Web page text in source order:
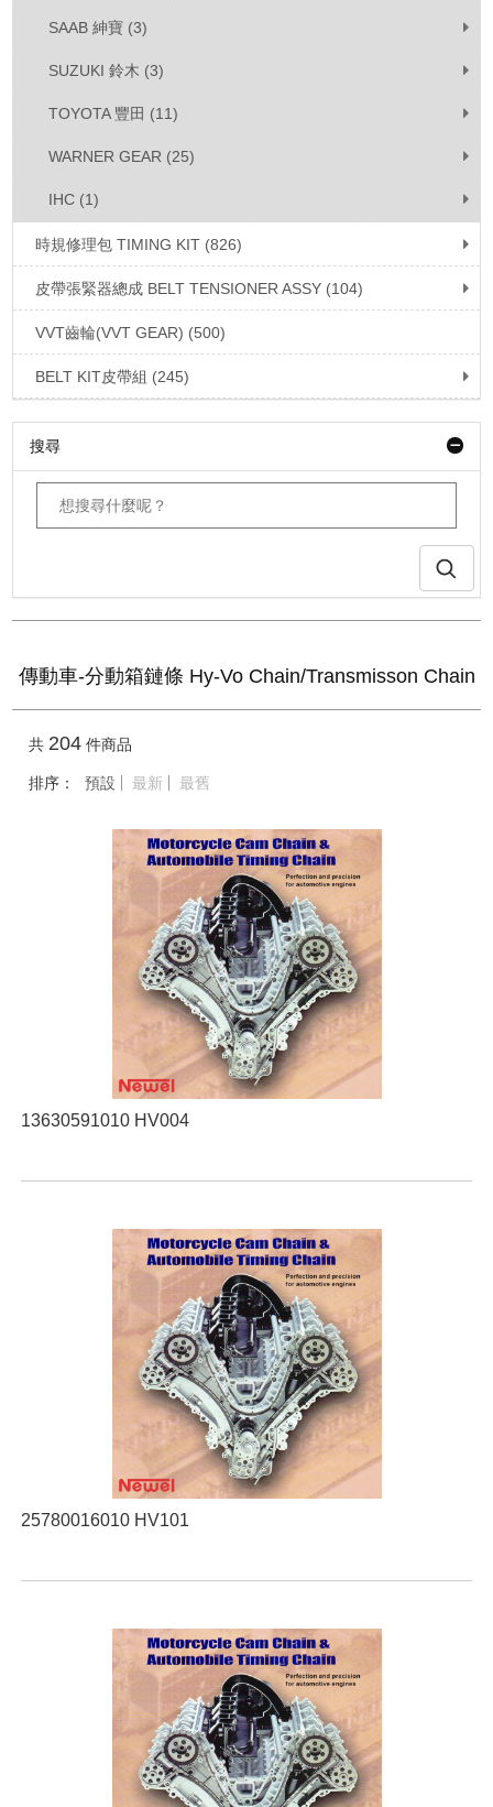
SAAB 紳寶 (3)
SUZUKI 鈴木 (3)
TOYOTA 豐田 (11)
WARNER GEAR (25)
IHC (1)
時規修理包 TIMING KIT (826)
皮帶張緊器總成 BELT TENSIONER ASSY (104)
VVT齒輪(VVT GEAR) (500)
BELT KIT皮帶組 (245)
搜尋
傳動車-分動箱鏈條 Hy-Vo Chain/Transmisson Chain
共 204 件商品
排序： 預設 最新 最舊
13630591010 HV004
25780016010 HV101